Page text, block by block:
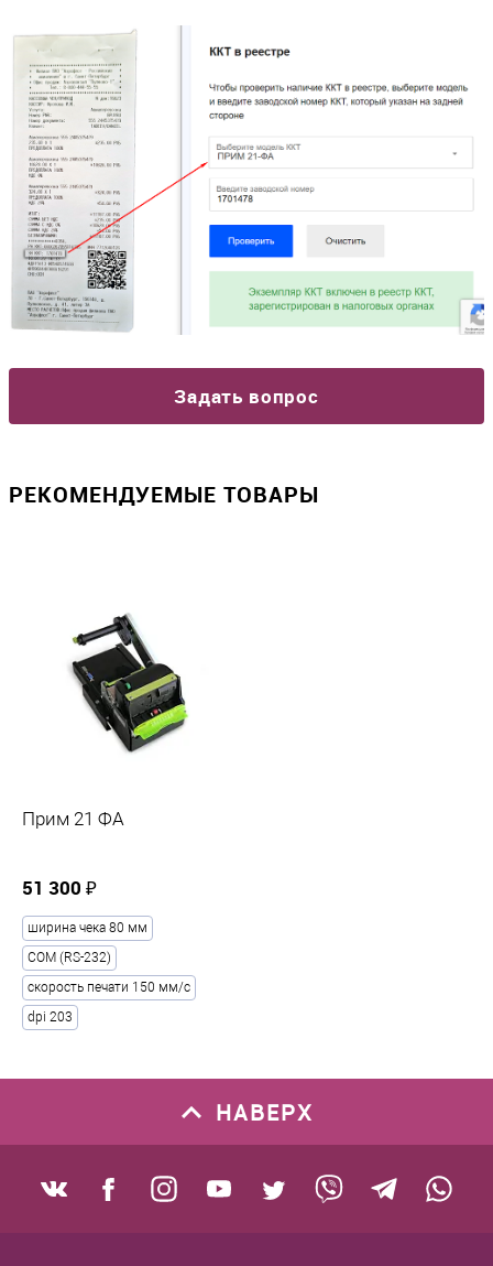
Задать вопрос
РЕКОМЕНДУЕМЫЕ ТОВАРЫ
Прим 21 ФА
51 300 ₽
ширина чека 80 мм
COM (RS-232)
скорость печати 150 мм/с
dpi 203
НАВЕРХ